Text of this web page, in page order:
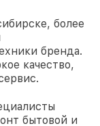
более
бренда.
качество,
бытовой и